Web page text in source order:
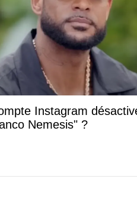
Instagram
Nemesis" ?